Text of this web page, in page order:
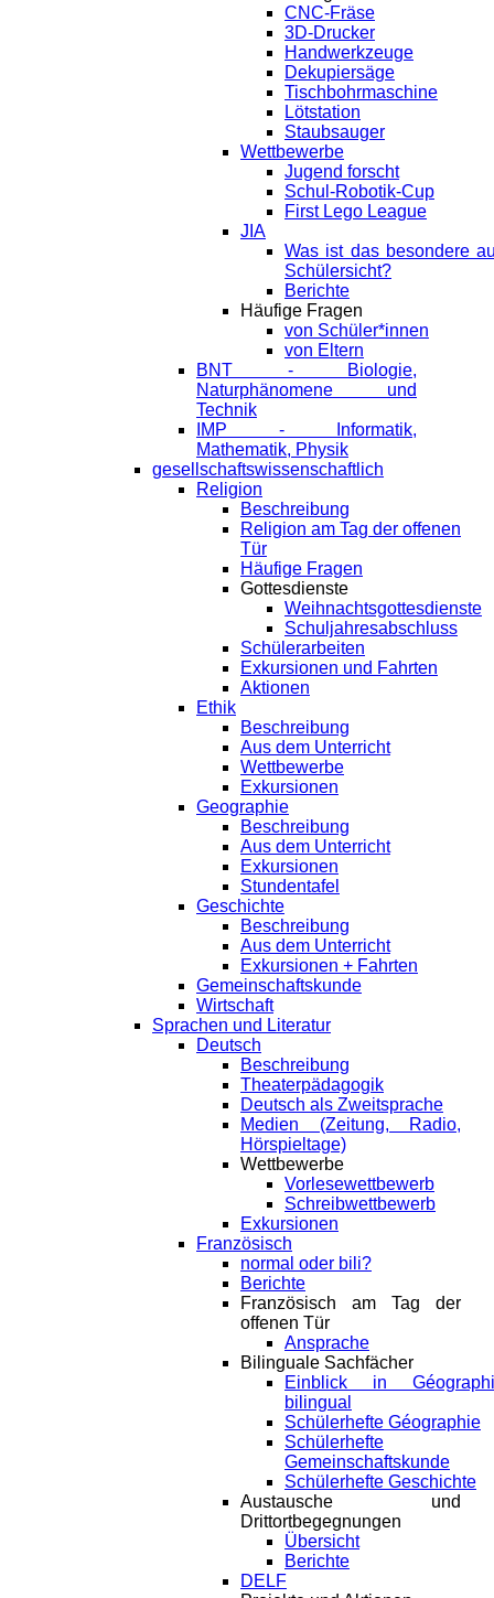
CNC-Fräse
3D-Drucker
Handwerkzeuge
Dekupiersäge
Tischbohrmaschine
Lötstation
Staubsauger
Wettbewerbe
Jugend forscht
Schul-Robotik-Cup
First Lego League
JIA
Was ist das besondere
Schülersicht?
Berichte
Häufige Fragen
von Schüler*innen
von Eltern
BNT - Biologie,
Naturphänomene und
Technik
IMP - Informatik,
Mathematik, Physik
gesellschaftswissenschaftlich
Religion
Beschreibung
Religion am Tag der offenen
Tür
Häufige Fragen
Gottesdienste
Weihnachtsgottesdienste
Schuljahresabschluss
Schülerarbeiten
Exkursionen und Fahrten
Aktionen
Ethik
Beschreibung
Aus dem Unterricht
Wettbewerbe
Exkursionen
Geographie
Beschreibung
Aus dem Unterricht
Exkursionen
Stundentafel
Geschichte
Beschreibung
Aus dem Unterricht
Exkursionen + Fahrten
Gemeinschaftskunde
Wirtschaft
Sprachen und Literatur
Deutsch
Beschreibung
Theaterpädagogik
Deutsch als Zweitsprache
Medien (Zeitung, Radio,
Hörspieltage)
Wettbewerbe
Vorlesewettbewerb
Schreibwettbewerb
Exkursionen
Französisch
normal oder bili?
Berichte
Französisch am Tag der
offenen Tür
Ansprache
Bilinguale Sachfächer
Einblick in
bilingual
Schülerhefte Géographie
Schülerhefte
Gemeinschaftskunde
Schülerhefte Geschichte
Austausche und
Drittortbegegnungen
Übersicht
Berichte
DELF